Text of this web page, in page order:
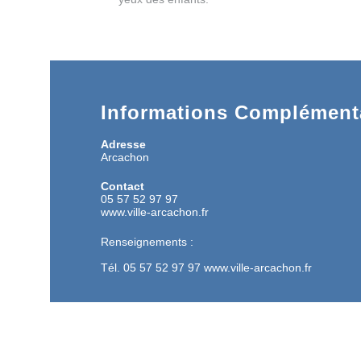
Informations
Adresse
Arcachon
Contact
05 57 52 97 97
www.ville-arcachon.fr
Renseignements :
Tél. 05 57 52 97 97 www.ville-arcachon.fr